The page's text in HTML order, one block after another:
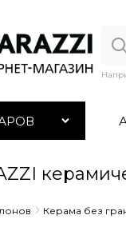
Керама без